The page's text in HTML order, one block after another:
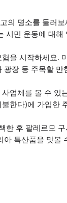
의 명소를 둘러
시민 운동에 대해
을 시작하세요.
장 등 주목할 만
업체를 볼 수 있
한다)에 가입한
후 팔레르모
특산품을 맛볼